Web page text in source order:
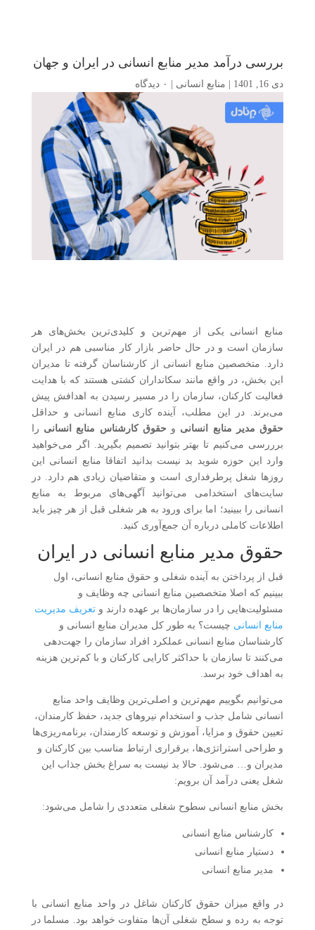
بررسی درآمد مدیر منابع انسانی در ایران و جهان
دی 16, 1401 منابع انسانی ۰ دیدگاه
منابع انسانی یکی از مهم‌ترین و کلیدی‌ترین بخش‌های هر
سازمان است و در حال حاضر بازار کار مناسبی هم در ایران
دارد. متخصصین منابع انسانی از کارشناسان گرفته تا مدیران
این بخش، در واقع مانند سکانداران کشتی هستند که با هدایت
فعالیت کارکنان، سازمان را در مسیر رسیدن به اهدافش پیش
می‌برند. در این مطلب، آینده کاری منابع انسانی و حداقل
حقوق مدیر منابع انسانی وحقوق کارشناس منابع انسانی را
برررسی می‌کنیم تا بهتر بتوانید تصمیم بگیرید. اگر می‌خواهید
وارد این حوزه شوید بد نیست بدانید اتفاقا منابع انسانی این
روزها شغل پرطرفداری است و متقاضیان زیادی هم دارد. در
سایت‌های استخدامی می‌توانید آگهی‌های مربوط به منابع
انسانی را ببینید؛ اما برای ورود به هر شغلی قبل از هر چیز باید
اطلاعات کاملی درباره آن جمع‌آوری کنید.
حقوق مدیر منابع انسانی در ایران
قبل از پرداختن به آینده شغلی و حقوق منابع انسانی، اول
ببینیم که اصلا متخصصین منابع انسانی چه وظایف و
مسئولیت‌هایی را در سازمان‌ها بر عهده دارند و تعریف مدیریت
منابع انسانی چیست؟ به طور کل مدیران منابع انسانی و
کارشناسان منابع انسانی عملکرد افراد سازمان را جهت‌دهی
می‌کنند تا سازمان با حداکثر کارایی کارکنان و با کم‌ترین هزینه
به اهداف خود برسد.
می‌توانیم بگوییم مهم‌ترین و اصلی‌ترین وظایف واحد منابع
انسانی شامل جذب و استخدام نیروهای جدید، حفظ کارمندان،
تعیین حقوق و مزایا، آموزش و توسعه کارمندان، برنامه‌ریزی‌ها
و طراحی استراتژی‌ها، برقراری ارتباط مناسب بین کارکنان و
مدیران و… می‌شود. حالا بد نیست به سراغ بخش جذاب این
شغل یعنی درآمد آن برویم:
بخش منابع انسانی سطوح شغلی متعددی را شامل می‌شود:
کارشناس منابع انسانی
دستیار منابع انسانی
مدیر منابع انسانی
در واقع میزان حقوق کارکنان شاغل در واحد منابع انسانی با
توجه به رده و سطح شغلی آن‌ها متفاوت خواهد بود. مسلما در